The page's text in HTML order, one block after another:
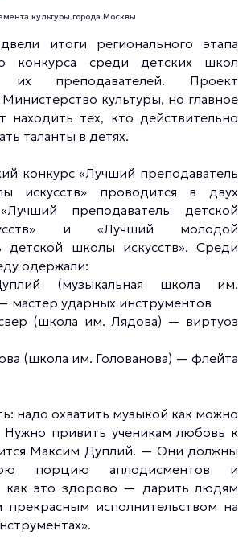
профессиональная
туристическая
культуры города Москвы
итоги регионального этапа
конкурса среди детских школ
преподавателей. Проект
культуры, но главное
находить тех, кто действительно
таланты в детях.
конкурс «Лучший преподаватель
искусств» проводится в двух
преподаватель детской
и «Лучший молодой
детской школы искусств». Среди
одержали:
(музыкальная школа им.
мастер ударных инструментов
(школа им. Лядова) — виртуоз
(школа им. Голованова) — флейта
надо охватить музыкой как можно
привить ученикам любовь к
Максим Дуплий. — Они должны
порцию аплодисментов и
как это здорово — дарить людям
прекрасным исполнительством на